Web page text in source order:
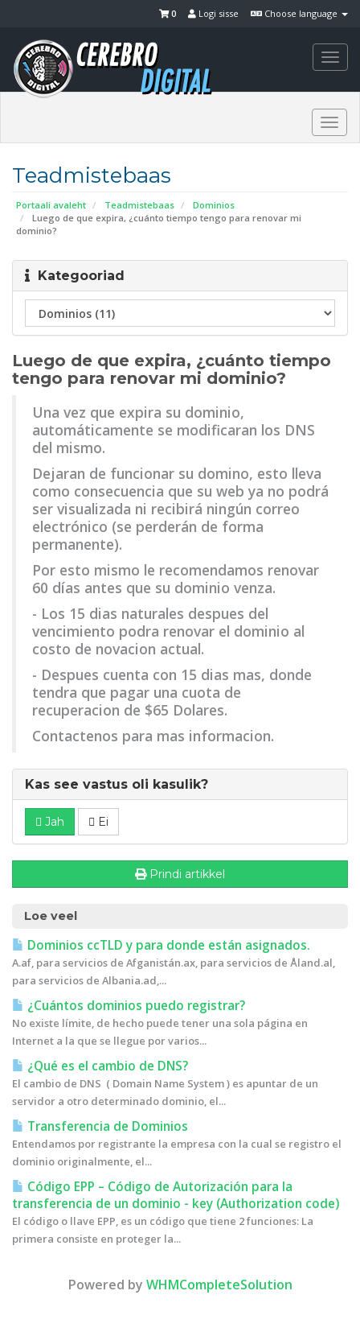
Choose language
Logi sisse
0
Teadmistebaas
Portaali avaleht Teadmistebaas
Dominios
Luego de que expira, ¿cuánto tiempo tengo para renovar mi
dominio?
Kategooriad
Luego de que expira, ¿cuánto tiempo
tengo para renovar mi dominio?
Una vez que expira su dominio,
automáticamente se modificaran los DNS
del mismo.
Dejaran de funcionar su domino, esto lleva
como consecuencia que su web ya no podrá
ser visualizada ni recibirá ningún correo
electrónico (se perderán de forma
permanente).
Por esto mismo le recomendamos renovar
60 días antes que su dominio venza.
- Los 15 dias naturales despues del
vencimiento podra renovar el dominio al
costo de novacion actual.
- Despues cuenta con 15 dias mas, donde
tendra que pagar una cuota de
recuperacion de $65 Dolares.
Contactenos para mas informacion.
Kas see vastus oli kasulik?
Jah Ei
Prindi artikkel
Loe veel
Dominios ccTLD y para donde están asignados.
A.af, para servicios de Afganistán.ax, para servicios de Åland.al,
para servicios de Albania.ad,...
¿Cuántos dominios puedo registrar?
No existe límite, de hecho puede tener una sola página en
Internet a la que se llegue por varios...
¿Qué es el cambio de DNS?
El cambio de DNS ( Domain Name System ) es apuntar de un
servidor a otro determinado dominio, el...
Transferencia de Dominios
Entendamos por registrante la empresa con la cual se registro el
dominio originalmente, el...
Código EPP – Código de Autorización para la
transferencia de un dominio - key (Authorization code)
El código o llave EPP, es un código que tiene 2 funciones: La
primera consiste en proteger la...
Powered by WHMCompleteSolution